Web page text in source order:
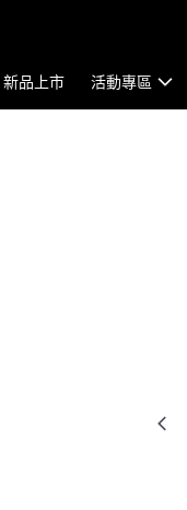
新品上市 活動專區